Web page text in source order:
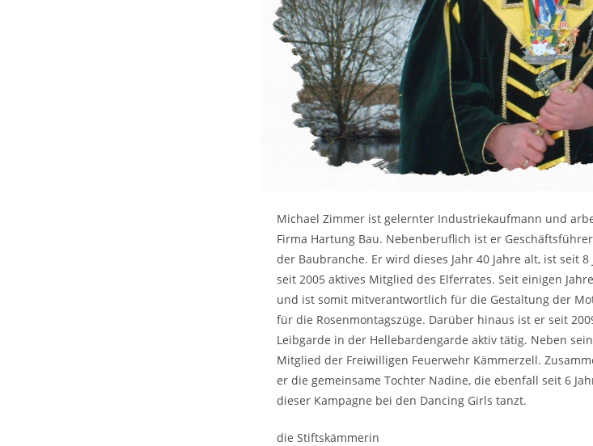
Michael Zimmer ist gelernter Industriekaufmann und
Firma Hartung Bau. Nebenberuflich ist er
der Baubranche. Er wird dieses Jahr 40 Jahre alt, ist seit
seit 2005 aktives Mitglied des Elferrates. Seit einigen
und ist somit mitverantwortlich für die Gestaltung der
für die Rosenmontagszüge. Darüber hinaus ist er seit
Leibgarde in der Hellebardengarde aktiv tätig. Neben
Mitglied der Freiwilligen Feuerwehr Kämmerzell.
er die gemeinsame Tochter Nadine, die ebenfall seit 6
dieser Kampagne bei den Dancing Girls tanzt.
die Stiftskämmerin